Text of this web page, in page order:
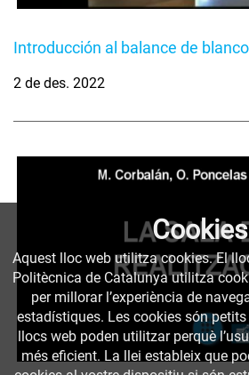
Introducción al balance de
2 de des. 2022
Cookies
Aquest lloc web utilitza cookies. El
Politècnica de Catalunya utilitza
per millorar l’experiència de
estadístiques. Les cookies són
llocs web poden utilitzar perquè
més eficient. La llei estableix que